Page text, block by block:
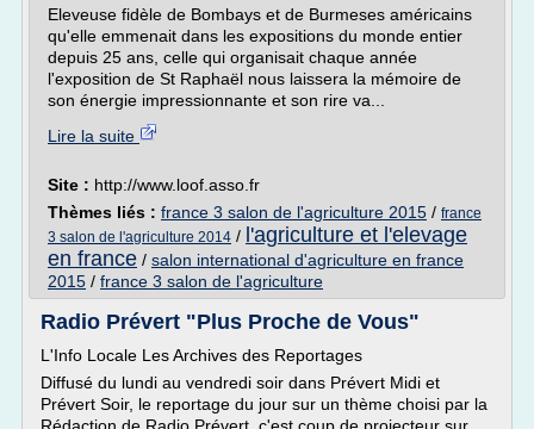
Eleveuse fidèle de Bombays et de Burmeses américains
qu'elle emmenait dans les expositions du monde entier
depuis 25 ans, celle qui organisait chaque année
l'exposition de St Raphaël nous laissera la mémoire de
son énergie impressionnante et son rire va...
Lire la suite
Site : http://www.loof.asso.fr
Thèmes liés : france 3 salon de l'agriculture 2015 / france
3 salon de l'agriculture 2014 / l'agriculture et l'elevage
en france / salon international d'agriculture en france
2015 / france 3 salon de l'agriculture
Radio Prévert "Plus Proche de Vous"
L'Info Locale Les Archives des Reportages
Diffusé du lundi au vendredi soir dans Prévert Midi et
Prévert Soir, le reportage du jour sur un thème choisi par la